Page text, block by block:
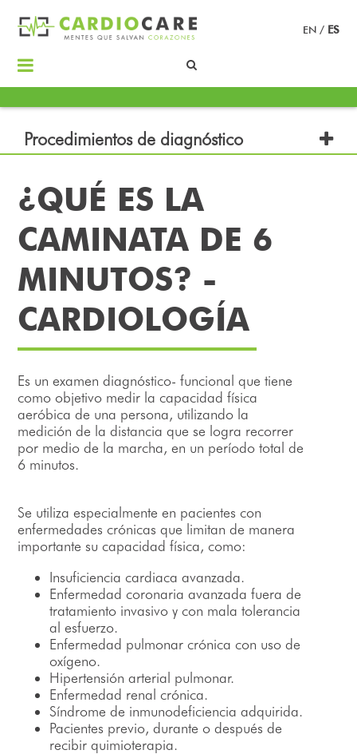
EN / ES
Procedimientos de diagnóstico
¿QUÉ ES LA
CAMINATA DE 6
MINUTOS? -
CARDIOLOGÍA
Es un examen diagnóstico- funcional que tiene
como objetivo medir la capacidad física
aeróbica de una persona, utilizando la
medición de la distancia que se logra recorrer
por medio de la marcha, en un período total de
6 minutos.
Se utiliza especialmente en pacientes con
enfermedades crónicas que limitan de manera
importante su capacidad física, como:
Insuficiencia cardiaca avanzada.
Enfermedad coronaria avanzada fuera de
tratamiento invasivo y con mala tolerancia
al esfuerzo.
Enfermedad pulmonar crónica con uso de
oxígeno.
Hipertensión arterial pulmonar.
Enfermedad renal crónica.
Síndrome de inmunodeficiencia adquirida.
Pacientes previo, durante o después de
recibir quimioterapia.